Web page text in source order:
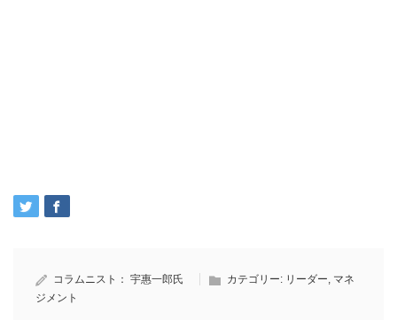
コラムニスト： 宇惠一郎氏 カテゴリー: リーダー マネ
ジメント